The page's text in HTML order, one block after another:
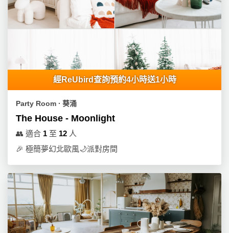
經ReUbird查詢預約4小時送1小時
Party Room ∙ 葵涌
The House - Moonlight
👥 適合 1 至 12 人
🎉 極簡夢幻北歐風🌙派對房間